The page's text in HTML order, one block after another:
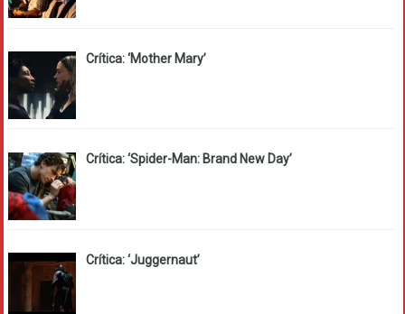
Crítica: ‘Mother Mary’
Crítica: ‘Spider-Man: Brand New Day’
Crítica: ‘Juggernaut’